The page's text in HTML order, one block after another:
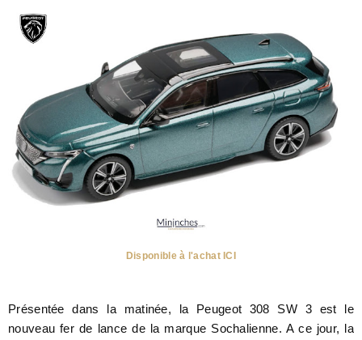
Disponible à l'achat ICI
Présentée dans la matinée, la Peugeot 308 SW 3 est le
nouveau fer de lance de la marque Sochalienne. A ce jour, la